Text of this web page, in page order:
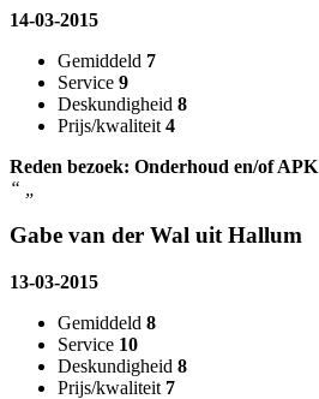
14-03-2015
Gemiddeld 7
Service 9
Deskundigheid 8
Prijs/kwaliteit 4
Reden bezoek: Onderhoud en/of APK
“
Gabe van der Wal uit Hallum
13-03-2015
Gemiddeld 8
Service 10
Deskundigheid 8
Prijs/kwaliteit 7